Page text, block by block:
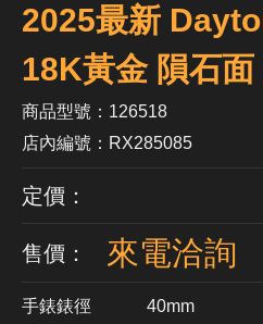
2025最新
18K黃金 隕石面
商品型號：126518
店內編號：RX285085
定價：
售價： 來電洽詢
手錶錶徑 40mm